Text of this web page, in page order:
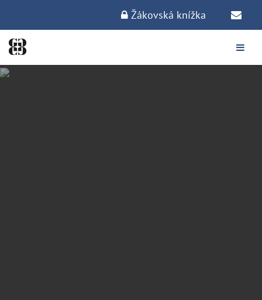
Žákovská knížka